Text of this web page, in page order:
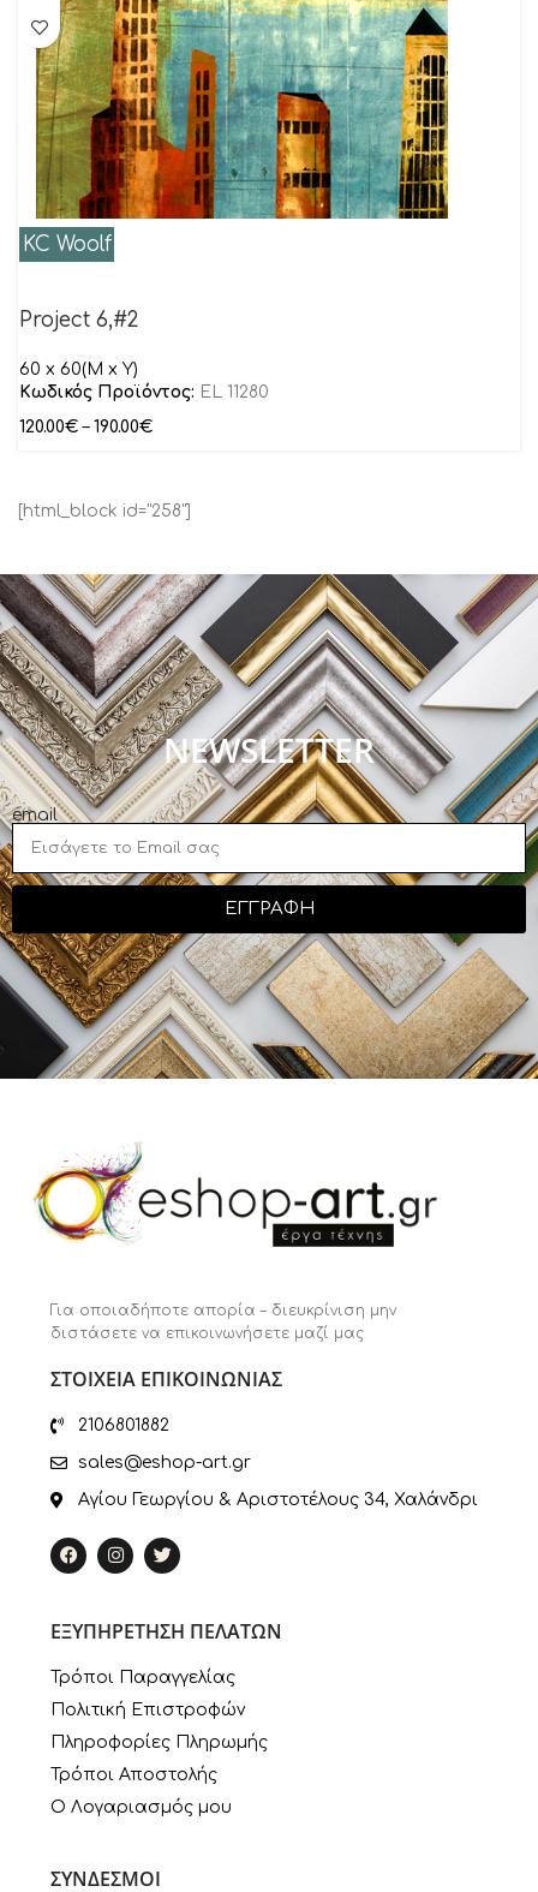
KC Woolf
Project 6,#2
60 x 60(M x Y)
Κωδικός Προϊόντος: EL 11280
120.00€ – 190.00€
[html_block id="258"]
NEWSLETTER
email
ΕΓΓΡΑΦΗ
Για οποιαδήποτε απορία – διευκρίνιση μην
διστάσετε να επικοινωνήσετε μαζί μας
ΣΤΟΙΧΕΙΑ ΕΠΙΚΟΙΝΩΝΙΑΣ
2106801882
sales@eshop-art.gr
Αγίου Γεωργίου & Αριστοτέλους 34, Χαλάνδρι
ΕΞΥΠΗΡΕΤΗΣΗ ΠΕΛΑΤΩΝ
Τρόποι Παραγγελίας
Πολιτική Επιστροφών
Πληροφορίες Πληρωμής
Τρόποι Αποστολής
Ο Λογαριασμός μου
ΣΥΝΔΕΣΜΟΙ